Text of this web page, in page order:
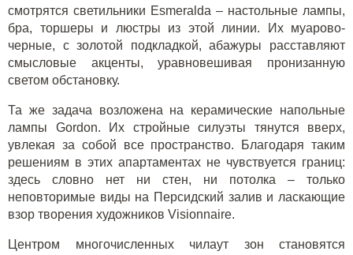
смотрятся светильники Esmeralda – настольные лампы,
бра, торшеры и люстры из этой линии. Их муарово-
черные, с золотой подкладкой, абажуры расставляют
смысловые акценты, уравновешивая пронизанную
светом обстановку.
Та же задача возложена на керамические напольные
лампы Gordon. Их стройные силуэты тянутся вверх,
увлекая за собой все пространство. Благодаря таким
решениям в этих апартаментах не чувствуется границ:
здесь словно нет ни стен, ни потолка – только
неповторимые виды на Персидский залив и ласкающие
взор творения художников Visionnaire.
Центром многочисленных чилаут зон становятся